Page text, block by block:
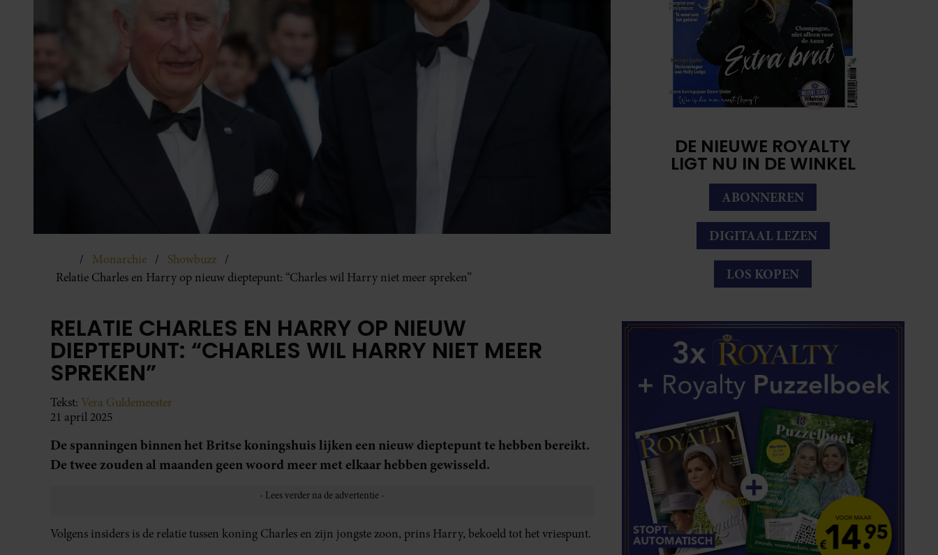
Monarchie
Showbuzz
Relatie Charles en Harry op nieuw dieptepunt: “Charles wil Harry niet meer spreken”
RELATIE CHARLES EN HARRY OP NIEUW
DIEPTEPUNT: “CHARLES WIL HARRY NIET MEER
SPREKEN”
Tekst: Vera Guldemeester
21 april 2025
De spanningen binnen het Britse koningshuis lijken een nieuw dieptepunt te hebben bereikt.
De twee zouden al maanden geen woord meer met elkaar hebben gewisseld.
Volgens insiders is de relatie tussen koning Charles en zijn jongste zoon, prins Harry, bekoeld tot het vriespunt.
DE NIEUWE ROYALTY
LIGT NU IN DE WINKEL
ABONNEREN
DIGITAAL LEZEN
LOS KOPEN